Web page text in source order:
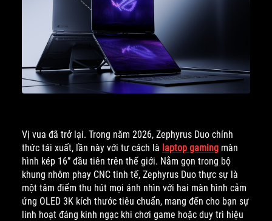
Vị vua đã trở lại. Trong năm 2026, Zephyrus Duo chính
thức tái xuất, lần này với tư cách là laptop gaming màn
hình kép 16” đầu tiên trên thế giới. Nằm gọn trong bộ
khung nhôm phay CNC tinh tế, Zephyrus Duo thực sự là
một tâm điểm thu hút mọi ánh nhìn với hai màn hình cảm
ứng OLED 3K kích thước tiêu chuẩn, mang đến cho bạn sự
linh hoạt đáng kinh ngạc khi chơi game hoặc duy trì hiệu